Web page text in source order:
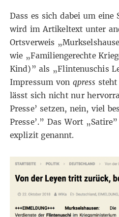
Dass es sich dabei um eine
wird im Artikeltext unter
Ortsverweis
wie „Familiengerechte
Kind)” als „Flintenuschis
Impressum von qpress steht
lässt sich nicht nur
Presse’ setzen, nein, viel
Presse’.” Das Wort
explizit genannt.